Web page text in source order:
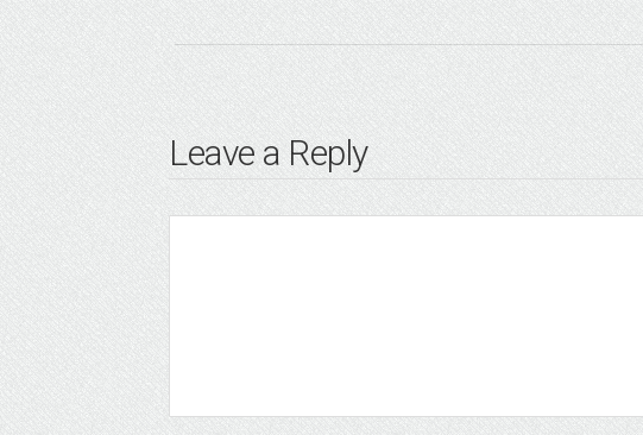
Leave a Reply